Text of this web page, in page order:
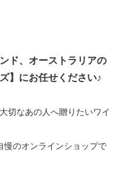
ド、オーストラリアの
】にお任せください♪
切なあの人へ贈りたいワイ
慢のオンラインショップで